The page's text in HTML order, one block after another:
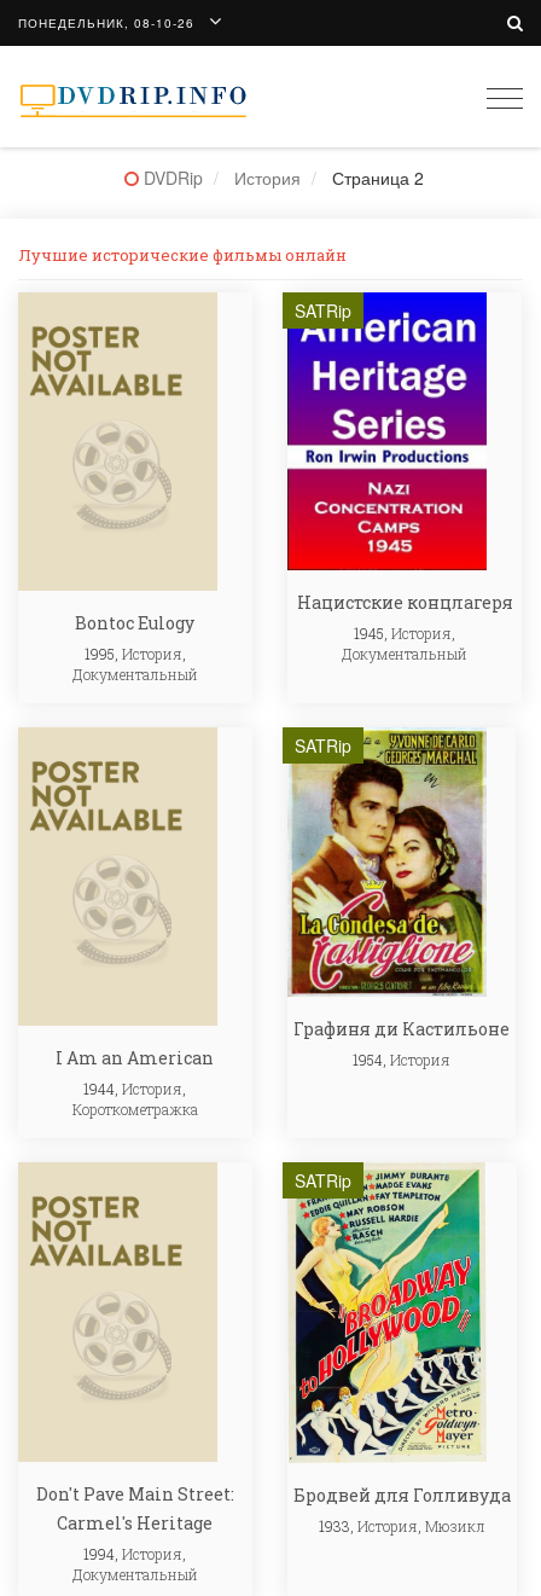
ПОНЕДЕЛЬНИК, 08-10-26
DVDRip История Страница 2
Лучшие исторические фильмы онлайн
Bontoc Eulogy
1995, История,
Документальный
SATRip
Нацистские концлагеря
1945,История,
Документальный
I Am an American
1944,История,
Короткометражка
SATRip
Графиня ди Кастильоне
1954,История
Don't Pave Main Street:
Carmel's Heritage
1994,История
Документальный
SATRip
Бродвей для Голливуда
1933,История ,Мюзикл